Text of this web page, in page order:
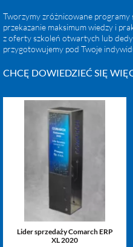
Tworzymy zróżnicowane programy
przekazanie maksimum wiedzy i
z oferty szkoleń otwartych lub
przygotowujemy pod Twoje
CHCĘ DOWIEDZIEĆ SIĘ
Lider sprzedaży Comarch ERP
XL 2020